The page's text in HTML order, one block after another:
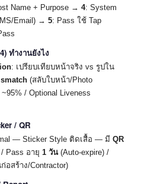
Name + Purpose → 4: System
Email) → 5: Pass ใช้ Tap
ทำงานยังไง
: เปรียบเทียบหน้าจริง vs รูปใน
(สลับใบหน้า/Photo
/ Optional Liveness
/ QR
— Sticker Style ติดเสื้อ — มี QR
Pass อายุ 1 วัน(Auto-expire) /
อสร้าง/Contractor)